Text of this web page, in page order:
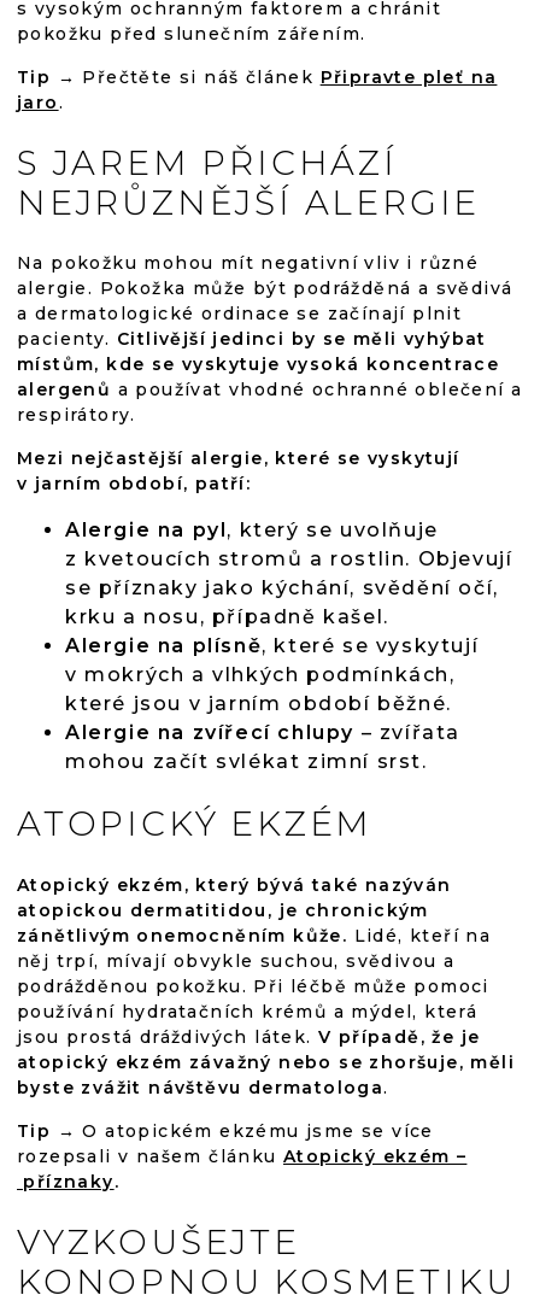
s vysokým ochranným faktorem a chránit
pokožku před slunečním zářením.
Tip → Přečtěte si náš článek Připravte pleť na
jaro.
S JAREM PŘICHÁZÍ
NEJRŮZNĚJŠÍ ALERGIE
Na pokožku mohou mít negativní vliv i různé
alergie. Pokožka může být podrážděná a svědivá
a dermatologické ordinace se začínají plnit
pacienty. Citlivější jedinci by se měli vyhýbat
místům, kde se vyskytuje vysoká koncentrace
alergenů a používat vhodné ochranné oblečení a
respirátory.
Mezi nejčastější alergie, které se vyskytují
v jarním období, patří:
Alergie na pyl, který se uvolňuje
z kvetoucích stromů a rostlin. Objevují
se příznaky jako kýchání, svědění očí,
krku a nosu, případně kašel.
Alergie na plísně, které se vyskytují
v mokrých a vlhkých podmínkách,
které jsou v jarním období běžné.
Alergie na zvířecí chlupy – zvířata
mohou začít svlékat zimní srst.
ATOPICKÝ EKZÉM
Atopický ekzém, který bývá také nazýván
atopickou dermatitidou, je chronickým
zánětlivým onemocněním kůže. Lidé, kteří na
něj trpí, mívají obvykle suchou, svědivou a
podrážděnou pokožku. Při léčbě může pomoci
používání hydratačních krémů a mýdel, která
jsou prostá dráždivých látek. V případě, že je
atopický ekzém závažný nebo se zhoršuje, měli
byste zvážit návštěvu dermatologa.
Tip →O atopickém ekzému jsme se více
rozepsali v našem článku Atopický ekzém –
příznaky.
VYZKOUŠEJTE
KONOPNOU KOSMETIKU